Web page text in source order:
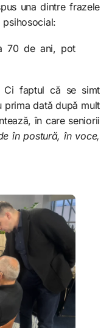
una dintre frazele
70 de ani, pot
Ci faptul că se simt
prima dată după mult
în care seniorii
în postură, în voce,